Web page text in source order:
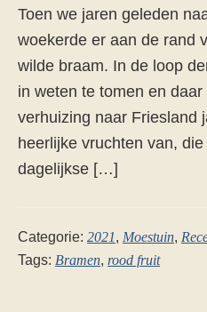
Toen we jaren geleden
woekerde er aan de rand
wilde braam. In de loop
in weten te tomen en
verhuizing naar Friesland
heerlijke vruchten van,
dagelijkse […]
Categorie: 2021, Moestuin,
Tags: Bramen, rood fruit